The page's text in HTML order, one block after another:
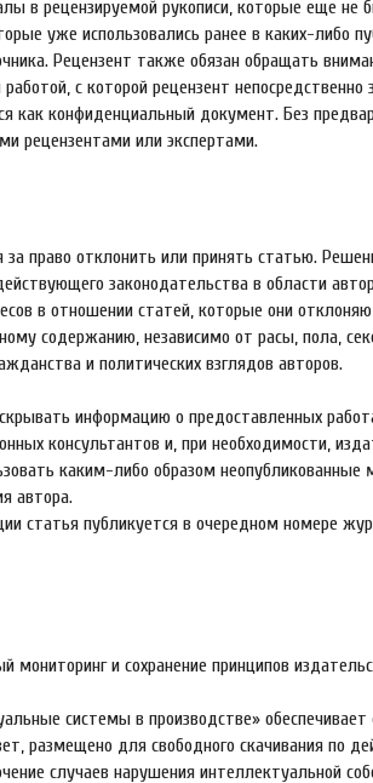
в рецензируемой рукописи, которые еще не
уже использовались ранее в каких-либо
Рецензент также обязан обращать
с которой рецензент непосредственно
как конфиденциальный документ. Без
рецензентами или экспертами.
право отклонить или принять статью.
законодательства в области
в отношении статей, которые они
содержанию, независимо от расы, пола,
и политических взглядов авторов.
информацию о предоставленных
консультантов и, при необходимости,
каким-либо образом неопубликованные
автора.
статья публикуется в очередном номере
и сохранение принципов
системы в производстве»
размещено для свободного скачивания по
случаев нарушения интеллектуальной